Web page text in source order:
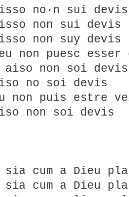
no·n sui devis
non sui devis
non suy devis
non puesc esser
aiso non soi devis
no soi devis
non puis estre
non soi devis
sia cum a Dieu
sia cum a Dieu